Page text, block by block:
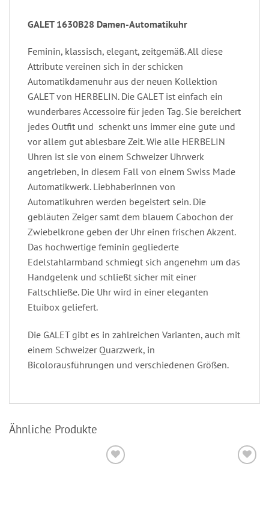
GALET 1630B28 Damen-Automatikuhr
Feminin, klassisch, elegant, zeitgemäß. All diese
Attribute vereinen sich in der schicken
Automatikdamenuhr aus der neuen Kollektion
GALET von HERBELIN. Die GALET ist einfach ein
wunderbares Accessoire für jeden Tag. Sie bereichert
jedes Outfit und schenkt uns immer eine gute und
vor allem gut ablesbare Zeit. Wie alle HERBELIN
Uhren ist sie von einem Schweizer Uhrwerk
angetrieben, in diesem Fall von einem Swiss Made
Automatikwerk. Liebhaberinnen von
Automatikuhren werden begeistert sein. Die
gebläuten Zeiger samt dem blauem Cabochon der
Zwiebelkrone geben der Uhr einen frischen Akzent.
Das hochwertige feminin gegliederte
Edelstahlarmband schmiegt sich angenehm um das
Handgelenk und schließt sicher mit einer
Faltschließe. Die Uhr wird in einer eleganten
Etuibox geliefert.
Die GALET gibt es in zahlreichen Varianten, auch mit
einem Schweizer Quarzwerk, in
Bicolorausführungen und verschiedenen Größen.
Ähnliche Produkte